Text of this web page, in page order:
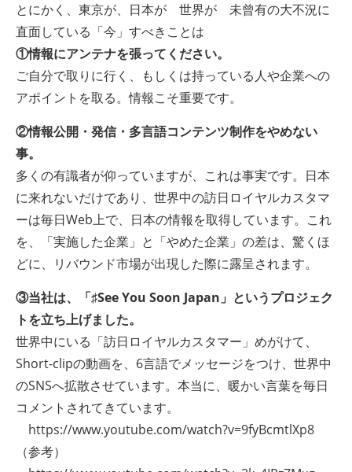
とにかく、東京が、日本が 世界が 未曾有の大不況に
直面している「今」すべきことは
①情報にアンテナを張ってください。
ご自分で取りに行く、もしくは持っている人や企業への
アポイントを取る。情報こそ重要です。
②情報公開・発信・多言語コンテンツ制作をやめない
事。
多くの有識者が仰っていますが、これは事実です。日本
に来れないだけであり、世界中の訪日ロイヤルカスタマ
ーは毎日Web上で、日本の情報を取得しています。これ
を、「実施した企業」と「やめた企業」の差は、驚くほ
どに、リバウンド市場が出現した際に露呈されます。
③当社は、「♯See You Soon Japan」というプロジェク
トを立ち上げました。
世界中にいる「訪日ロイヤルカスタマー」めがけて、
Short-clipの動画を、6言語でメッセージをつけ、世界中
のSNSへ拡散させています。本当に、暖かい言葉を毎日
コメントされてきています。
https://www.youtube.com/watch?v=9fyBcmtlXp8
（参考）